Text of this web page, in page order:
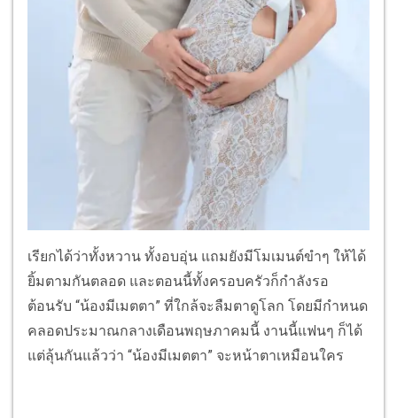
เรียกได้ว่าทั้งหวาน ทั้งอบอุ่น แถมยังมีโมเมนต์ขำๆ ให้ได้
ยิ้มตามกันตลอด และตอนนี้ทั้งครอบครัวก็กำลังรอ
ต้อนรับ “น้องมีเมตตา” ที่ใกล้จะลืมตาดูโลก โดยมีกำหนด
คลอดประมาณกลางเดือนพฤษภาคมนี้ งานนี้แฟนๆ ก็ได้
แต่ลุ้นกันแล้วว่า “น้องมีเมตตา” จะหน้าตาเหมือนใคร